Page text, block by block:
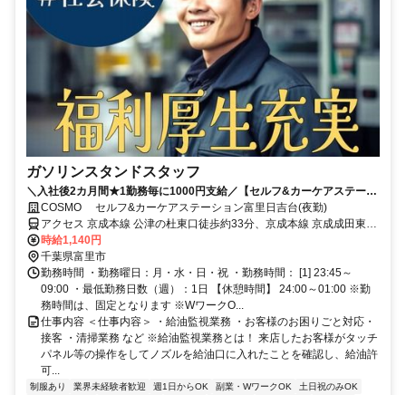
ガソリンスタンドスタッフ
＼入社後2カ月間★1勤務毎に1000円支給／【セルフ&カーケアステーシ
ョン富里日吉台】セルフガソリンスタンド監視｜乙４資格必須｜実務未
経験歓迎！｜富里IC下りてすぐの店舗！
COSMO セルフ&カーケアステーション富里日吉台(夜勤)
アクセス 京成本線 公津の杜東口徒歩約33分、京成本線 京成成田東口
徒歩約41分、京成東成田線/芝山鉄道 京成成田東口徒歩約41分
時給1,140円
千葉県富里市
勤務時間 ・勤務曜日：月・水・日・祝 ・勤務時間： [1] 23:45～
09:00 ・最低勤務日数（週）：1日 【休憩時間】 24:00～01:00 ※勤
務時間は、固定となります ※WワークO...
仕事内容 ＜仕事内容＞ ・給油監視業務 ・お客様のお困りごと対応・
接客 ・清掃業務 など ※給油監視業務とは！ 来店したお客様がタッチ
パネル等の操作をしてノズルを給油口に入れたことを確認し、給油許
可...
制服あり 業界未経験者歓迎 週1日からOK 副業・WワークOK
土日祝のみOK